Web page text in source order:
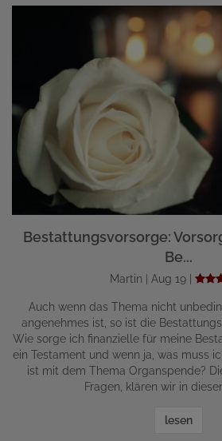
Bestattungsvorsorge:
Be...
Martin | Aug 19 |
Auch wenn das Thema nicht
angenehmes ist, so ist die
Wie sorge ich finanzielle für meine
ein Testament und wenn ja, was muss
ist mit dem Thema Organspende?
Fragen, klären wir in
lesen